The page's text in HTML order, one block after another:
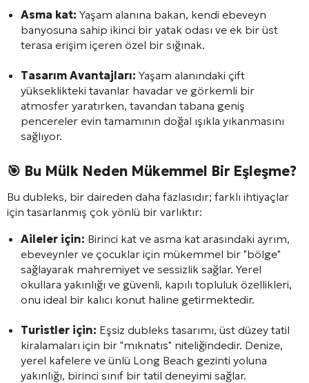
Asma kat: Yaşam alanına bakan, kendi ebeveyn
banyosuna sahip ikinci bir yatak odası ve ek bir üst
terasa erişim içeren özel bir sığınak.
Tasarım Avantajları: Yaşam alanındaki çift
yükseklikteki tavanlar havadar ve görkemli bir
atmosfer yaratırken, tavandan tabana geniş
pencereler evin tamamının doğal ışıkla yıkanmasını
sağlıyor.
🎯 Bu Mülk Neden Mükemmel Bir Eşleşme?
Bu dubleks, bir daireden daha fazlasıdır; farklı ihtiyaçlar
için tasarlanmış çok yönlü bir varlıktır:
Aileler için: Birinci kat ve asma kat arasındaki ayrım,
ebeveynler ve çocuklar için mükemmel bir "bölge"
sağlayarak mahremiyet ve sessizlik sağlar. Yerel
okullara yakınlığı ve güvenli, kapılı topluluk özellikleri,
onu ideal bir kalıcı konut haline getirmektedir.
Turistler için: Eşsiz dubleks tasarımı, üst düzey tatil
kiralamaları için bir "mıknatıs" niteliğindedir. Denize,
yerel kafelere ve ünlü Long Beach gezinti yoluna
yakınlığı, birinci sınıf bir tatil deneyimi sağlar.